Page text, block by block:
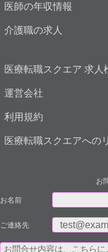
医師の年収情報
介護職の求人
医療転職スクエア 求人
運営会社
利用規約
医療転職スクエアへの
お
お名前
ご連絡先